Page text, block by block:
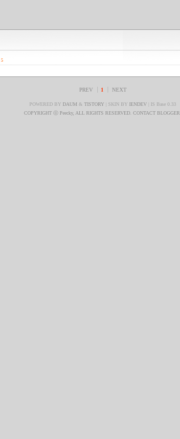
5
PREV 1 NEXT
POWERED BY DAUM & TISTORY | SKIN BY IENDEV | IS Base 0.33
COPYRIGHT ⓒ Peecky, ALL RIGHTS RESERVED. CONTACT BLOGGER.